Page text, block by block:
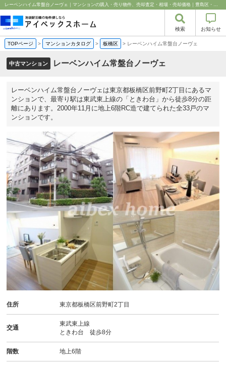
レーベンハイム常盤台ノーヴェ｜マンションの購入・売り物件、売却査定・相場・売却価格｜豊島区・中野区・新宿区の中古マンション・リノベーション情報なら池袋のアイベックスホーム！
検索 お知らせ
TOPページ > マンションカタログ > 板橋区 > レーベンハイム常盤台ノーヴェ
中古マンション レーベンハイム常盤台ノーヴェ
レーベンハイム常盤台ノーヴェは東京都板橋区前野町2丁目にあるマ
ンションで、最寄り駅は東武東上線の「ときわ台」から徒歩8分の距
離にあります。2000年11月に地上6階RC造で建てられた全33戸のマ
ンションです。
住所 東京都板橋区前野町2丁目
交通
東武東上線
ときわ台 徒歩8分
階数 地上6階